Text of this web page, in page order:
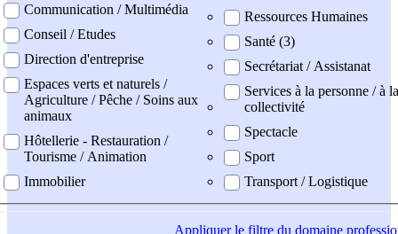
Communication / Multimédia
Conseil / Etudes
Direction d'entreprise
Espaces verts et naturels /
Agriculture / Pêche / Soins aux
animaux
Hôtellerie - Restauration /
Tourisme / Animation
Immobilier
Ressources Humaines
Santé (3)
Secrétariat / Assistanat
Services à la personne / à la
collectivité
Spectacle
Sport
Transport / Logistique
Appliquerle filtre du domaine